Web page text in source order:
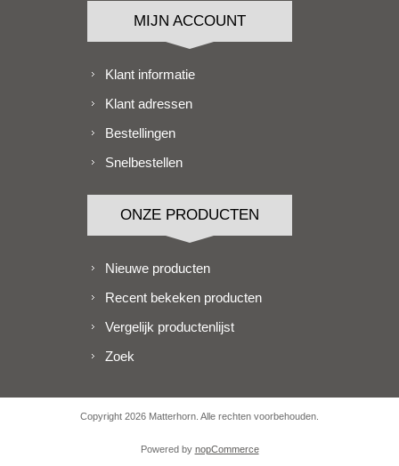
MIJN ACCOUNT
Klant informatie
Klant adressen
Bestellingen
Snelbestellen
ONZE PRODUCTEN
Nieuwe producten
Recent bekeken producten
Vergelijk productenlijst
Zoek
Copyright 2026 Matterhorn. Alle rechten voorbehouden.
Powered by nopCommerce